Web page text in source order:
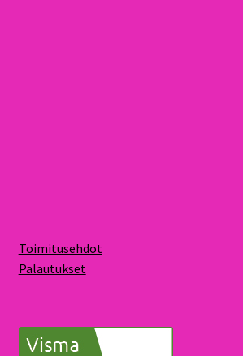
Toimitusehdot
Palautukset